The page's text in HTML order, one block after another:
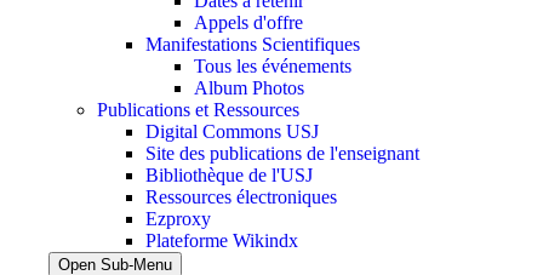
Appels d'offre
Manifestations Scientifiques
Tous les événements
Album Photos
Publications et Ressources
Digital Commons USJ
Site des publications de l'enseignant
Bibliothèque de l'USJ
Ressources électroniques
Ezproxy
Plateforme Wikindx
Open Sub-Menu